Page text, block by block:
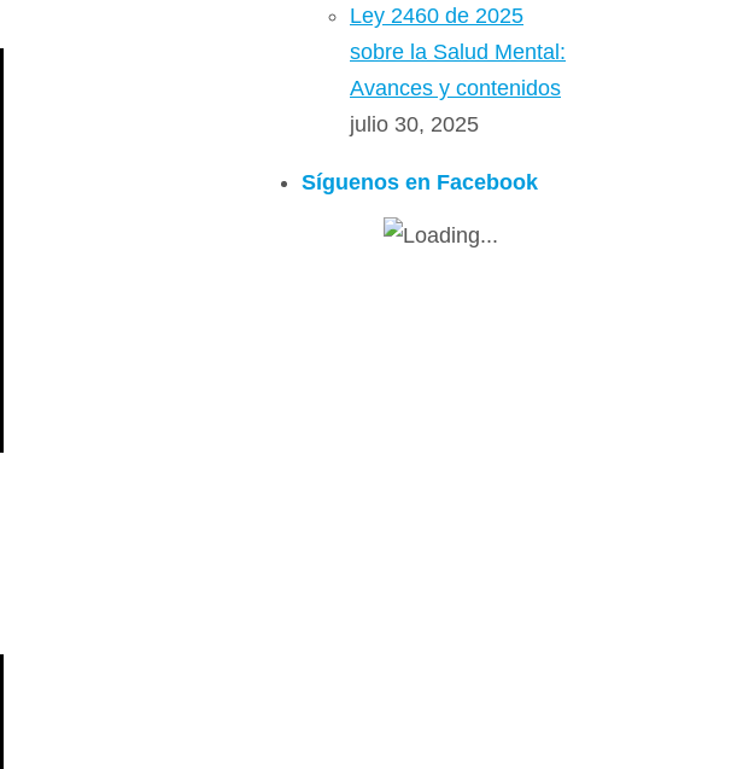
Ley 2460 de 2025
sobre la Salud Mental:
Avances y contenidos
julio 30, 2025
Síguenos en Facebook